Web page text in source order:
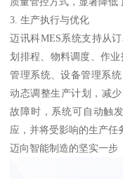
3. 生产执行与优化
迈讯科MES系统支持从
划排程、物料调度、作
管理系统、设备管理系
动态调整生产计划，减
故障时，系统可自动触
应，并将受影响的生产任
迈向智能制造的坚实一步